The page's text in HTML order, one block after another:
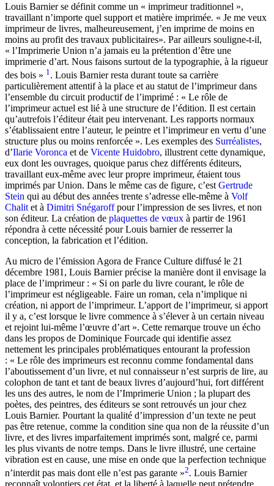
Louis Barnier se définit comme un « imprimeur traditionnel »,
travaillant n’importe quel support et matière imprimée. « Je me veux
imprimeur de livres, malheureusement, j’en imprime de moins en
moins au profit des travaux publicitaires». Par ailleurs souligne-t-il,
« l’Imprimerie Union n’a jamais eu la prétention d’être une
imprimerie d’art. Nous faisons surtout de la typographie, à la rigueur
des bois » 1 . Louis Barnier resta durant toute sa carrière
particulièrement attentif à la place et au statut de l’imprimeur dans
l’ensemble du circuit productif de l’imprimé : « Le rôle de
l’imprimeur actuel est lié à une structure de l’édition. Il est certain
qu’autrefois l’éditeur était peu intervenant. Les rapports normaux
s’établissaient entre l’auteur, le peintre et l’imprimeur en vertu d’une
structure plus ou moins renforcée ». Les exemples des Surréalistes,
d’Ilarie Voronca et de Vicente Huidobro, illustrent cette dynamique,
eux dont les ouvrages, quoique parus chez différents éditeurs,
travaillant eux-même avec leur propre imprimeur, étaient tous
imprimés par Union. Dans le même cas de figure, c’est Gertrude
Stein qui au début des années trente s’adresse elle-même à Volf
Chalit et à Dimitri Snégaroffpour l’impression de ses livres, et non
son éditeur. La création de plaquettes de vœux à partir de 1961
répondra à cette nécessité pour Louis barnier de resserrer la
conception, la fabrication et l’édition.
Au micro de l’émission Agora de France Culture diffusé le 21
décembre 1981, Louis Barnier précise la manière dont il envisage la
place de l’imprimeur : « Si on parle du livre courant, le rôle de
l’imprimeur est négligeable. Faire un roman, cela n’implique ni
création, ni apport de l’imprimeur. L’apport de l’imprimeur, si apport
il y a, c’est lorsque le livre commence à s’élever à un certain niveau
et rejoint lui-même l’œuvre d’art ». Cette remarque trouve un écho
dans les propos de Dominique Fourcade qui identifie assez
nettement les principales problématiques entourant la profession
: « Le rôle des imprimeurs est reconnu comme fondamental dans
l’aboutissement d’un livre, et nul connaisseur n’est surpris de lire, au
colophon de tant et tant de beaux livres d’aujourd’hui, fort différent
les uns des autres, le nom de l’Imprimerie Union ; la plupart des
poètes, des peintres, des éditeurs se sont retrouvés un jour chez
Louis Barnier. Pourtant la qualité d’impression d’un texte ne peut
pas être retenue, comme la condition sine qua non de la réussite d’un
livre, et des livres imparfaitement imprimés sont, malgré ce, parmi
les plus vivants de notre temps. Dans le livre illustré, une certaine
vibration est en cause, une mise en onde que la perfection technique
n’interdit pas mais dont elle n’est pas garante »2. Louis Barnier